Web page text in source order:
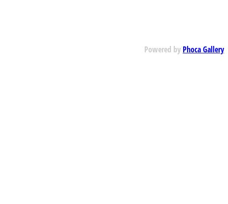
Powered by Phoca Gallery